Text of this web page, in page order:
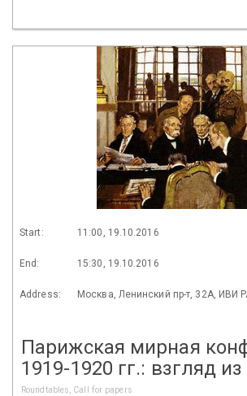
Start: 11:00, 19.10.2016
End: 15:30, 19.10.2016
Address: Москва, Ленинский пр-т, 32А, ИВИ
Парижская мирная
1919-1920 гг.: взгляд
Roundtables, Call for papers